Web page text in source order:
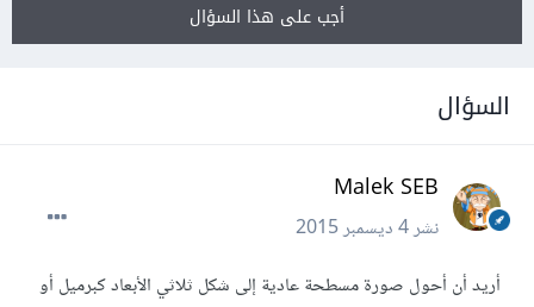
أجب على هذا السؤال
السؤال
Malek SEB
نشر4 ديسمبر 2015
أريد أن أحول صورة مسطحة عادية إلى شكل ثلاثي الأبعاد كبرميل أو